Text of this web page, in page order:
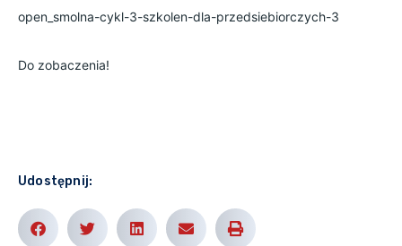
open_smolna-cykl-3-szkolen-dla-przedsiebiorczych-3
Do zobaczenia!
Udostępnij: